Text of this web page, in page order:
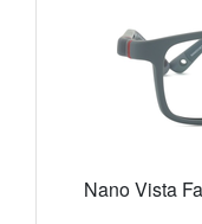
Nano Vista